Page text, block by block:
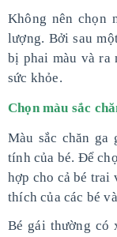
Không nên chọn
lượng. Bởi sau
bị phai màu và ra
sức khỏe.
Chọn màu sắc
Màu sắc chăn ga
tính của bé. Để
hợp cho cả bé trai
thích của các bé
Bé gái thường có